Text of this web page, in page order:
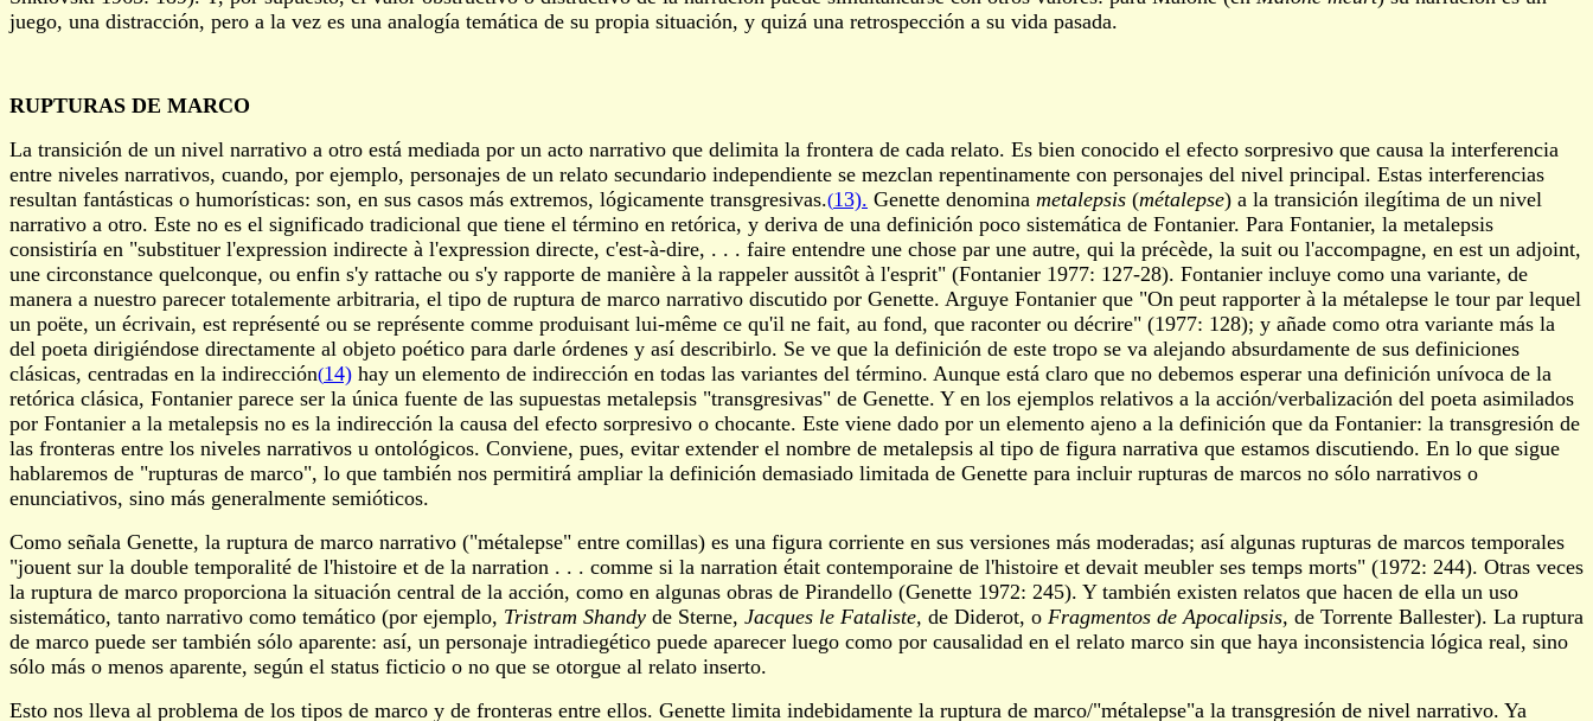
juego, una distracción, pero a la vez es una analogía temática de su propia situación, y quizá una retrospección a su vida pasada.
RUPTURAS DE MARCO
La transición de un nivel narrativo a otro está mediada por un acto narrativo que delimita la frontera de cada relato. Es bien conocido el efecto sorpresivo que causa la interferencia
entre niveles narrativos, cuando, por ejemplo, personajes de un relato secundario independiente se mezclan repentinamente con personajes del nivel principal. Estas interferencias
resultan fantásticas o humorísticas: son, en sus casos más extremos, lógicamente transgresivas.(13). Genette denomina metalepsis (métalepse) a la transición ilegítima de un nivel
narrativo a otro. Este no es el significado tradicional que tiene el término en retórica, y deriva de una definición poco sistemática de Fontanier. Para Fontanier, la metalepsis
consistiría en "substituer l'expression indirecte à l'expression directe, c'est-à-dire, . . . faire entendre une chose par une autre, qui la précède, la suit ou l'accompagne, en est un adjoint,
une circonstance quelconque, ou enfin s'y rattache ou s'y rapporte de manière à la rappeler aussitôt à l'esprit" (Fontanier 1977: 127-28). Fontanier incluye como una variante, de
manera a nuestro parecer totalemente arbitraria, el tipo de ruptura de marco narrativo discutido por Genette. Arguye Fontanier que "On peut rapporter à la métalepse le tour par lequel
un poëte, un écrivain, est représenté ou se représente comme produisant lui-même ce qu'il ne fait, au fond, que raconter ou décrire" (1977: 128); y añade como otra variante más la
del poeta dirigiéndose directamente al objeto poético para darle órdenes y así describirlo. Se ve que la definición de este tropo se va alejando absurdamente de sus definiciones
clásicas, centradas en la indirección(14) ­hay un elemento de indirección en todas las variantes del término. Aunque está claro que no debemos esperar una definición unívoca de la
retórica clásica, Fontanier parece ser la única fuente de las supuestas metalepsis "transgresivas" de Genette. Y en los ejemplos relativos a la acción/verbalización del poeta asimilados
por Fontanier a la metalepsis no es la indirección la causa del efecto sorpresivo o chocante. Este viene dado por un elemento ajeno a la definición que da Fontanier: la transgresión de
las fronteras entre los niveles narrativos u ontológicos. Conviene, pues, evitar extender el nombre de metalepsis al tipo de figura narrativa que estamos discutiendo. En lo que sigue
hablaremos de "rupturas de marco", lo que también nos permitirá ampliar la definición demasiado limitada de Genette para incluir rupturas de marcos no sólo narrativos o
enunciativos, sino más generalmente semióticos.
Como señala Genette, la ruptura de marco narrativo ("métalepse" entre comillas) es una figura corriente en sus versiones más moderadas; así algunas rupturas de marcos temporales
"jouent sur la double temporalité de l'histoire et de la narration . . . comme si la narration était contemporaine de l'histoire et devait meubler ses temps morts" (1972: 244). Otras veces
la ruptura de marco proporciona la situación central de la acción, como en algunas obras de Pirandello (Genette 1972: 245). Y también existen relatos que hacen de ella un uso
sistemático, tanto narrativo como temático (por ejemplo, Tristram Shandy de Sterne, Jacques le Fataliste, de Diderot, o Fragmentos de Apocalipsis, de Torrente Ballester). La ruptura
de marco puede ser también sólo aparente: así, un personaje intradiegético puede aparecer luego como por causalidad en el relato marco sin que haya inconsistencia lógica real, sino
sólo más o menos aparente, según el status ficticio o no que se otorgue al relato inserto.
Esto nos lleva al problema de los tipos de marco y de fronteras entre ellos. Genette limita indebidamente la ruptura de marco/"métalepse"a la transgresión de nivel narrativo. Ya